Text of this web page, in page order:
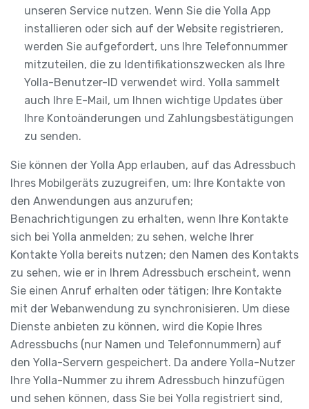
unseren Service nutzen. Wenn Sie die Yolla App
installieren oder sich auf der Website registrieren,
werden Sie aufgefordert, uns Ihre Telefonnummer
mitzuteilen, die zu Identifikationszwecken als Ihre
Yolla-Benutzer-ID verwendet wird. Yolla sammelt
auch Ihre E-Mail, um Ihnen wichtige Updates über
Ihre Kontoänderungen und Zahlungsbestätigungen
zu senden.
Sie können der Yolla App erlauben, auf das Adressbuch
Ihres Mobilgeräts zuzugreifen, um: Ihre Kontakte von
den Anwendungen aus anzurufen;
Benachrichtigungen zu erhalten, wenn Ihre Kontakte
sich bei Yolla anmelden; zu sehen, welche Ihrer
Kontakte Yolla bereits nutzen; den Namen des Kontakts
zu sehen, wie er in Ihrem Adressbuch erscheint, wenn
Sie einen Anruf erhalten oder tätigen; Ihre Kontakte
mit der Webanwendung zu synchronisieren. Um diese
Dienste anbieten zu können, wird die Kopie Ihres
Adressbuchs (nur Namen und Telefonnummern) auf
den Yolla-Servern gespeichert. Da andere Yolla-Nutzer
Ihre Yolla-Nummer zu ihrem Adressbuch hinzufügen
und sehen können, dass Sie bei Yolla registriert sind,